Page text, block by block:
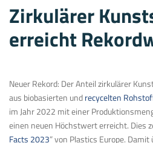
Zirkulärer
erreicht
Neuer Rekord: Der Anteil zirkulärer
aus biobasierten undrecycelten
im Jahr 2022 mit einer
einen neuen Höchstwert erreicht. Dies
Facts 2023” von Plastics Europe.